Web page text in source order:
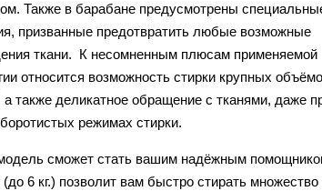
Также в барабане предусмотрены
призванные предотвратить любые возможные
ткани. К несомненным плюсам применяемой
относится возможность стирки крупных
а также деликатное обращение с тканями, даже
режимах стирки.
сможет стать вашим надёжным
(до 6 кг.) позволит вам быстро стирать